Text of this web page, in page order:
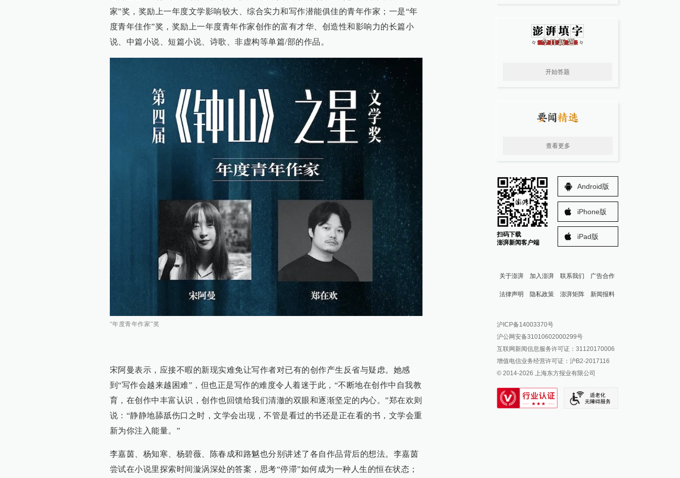
家”奖，奖励上一年度文学影响较大、综合实力和写作潜能俱佳的青年作家；一是“年
度青年佳作”奖，奖励上一年度青年作家创作的富有才华、创造性和影响力的长篇小
说、中篇小说、短篇小说、诗歌、非虚构等单篇/部的作品。
“年度青年作家”奖
宋阿曼表示，应接不暇的新现实难免让写作者对已有的创作产生反省与疑虑。她感
到“写作会越来越困难”，但也正是写作的难度令人着迷于此，“不断地在创作中自我教
育，在创作中丰富认识，创作也回馈给我们清澈的双眼和逐渐坚定的内心。”郑在欢则
说：“静静地舔舐伤口之时，文学会出现，不管是看过的书还是正在看的书，文学会重
新为你注入能量。”
李嘉茵、杨知寒、杨碧薇、陈春成和路魆也分别讲述了各自作品背后的想法。李嘉茵
尝试在小说里探索时间漩涡深处的答案，思考“停滞”如何成为一种人生的恒在状态；
开始答题
查看更多
扫码下载
澎湃新闻客户端
Android版
iPhone版
iPad版
关于澎湃 加入澎湃 联系我们 广告合作
法律声明 隐私政策 澎湃矩阵
澎湃新闻公众号
澎湃新闻抖音号
派生万物开放平台
IP SHANGHAI
SIXTH TONE
新闻报料
报料邮箱: news@thepaper.cn
沪ICP备14003370号
沪公网安备31010602000299号
互联网新闻信息服务许可证：31120170006
增值电信业务经营许可证：沪B2-2017116
© 2014-2026 上海东方报业有限公司